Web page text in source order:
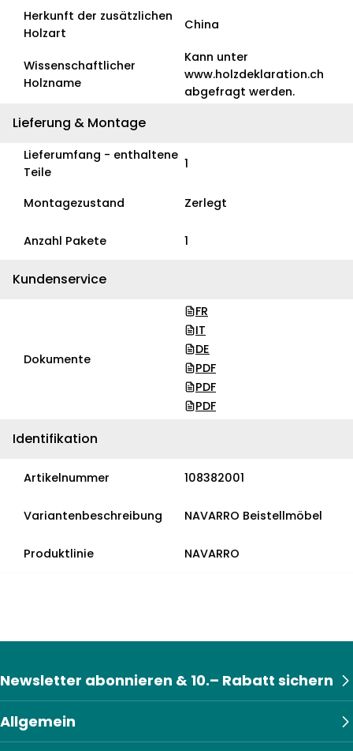
Herkunft der zusätzlichen
Holzart
China
Wissenschaftlicher
Holzname
Kann unter
www.holzdeklaration.ch
abgefragt werden.
Lieferung & Montage
Lieferumfang - enthaltene
Teile
1
Montagezustand Zerlegt
Anzahl Pakete 1
Kundenservice
Dokumente
FR
IT
DE
PDF
PDF
PDF
Identifikation
Artikelnummer 108382001
Variantenbeschreibung NAVARRO Beistellmöbel
Produktlinie NAVARRO
Allgemein
Newsletter abonnieren & 10.– Rabatt sichern